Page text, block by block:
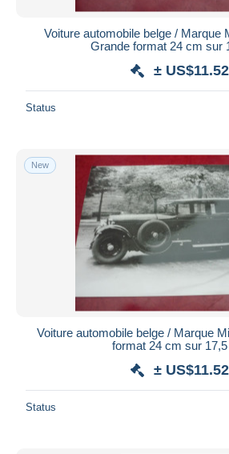
Voiture automobile belge / Marque
Grande format 24 cm sur
± US$11.52
Status
New
Voiture automobile belge / Marque
format 24 cm sur
± US$11.52
Status